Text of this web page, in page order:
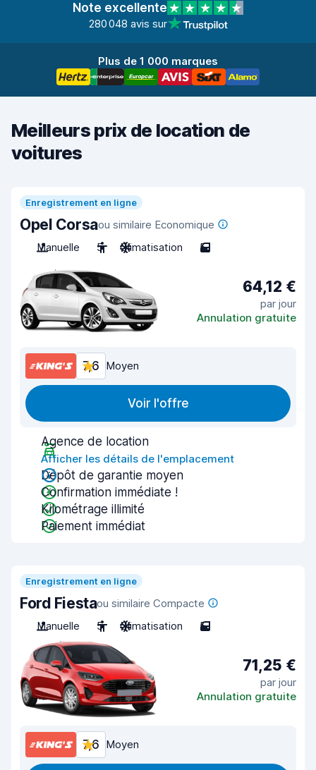
Note excellente
280 048 avis sur
Plus de 1 000 marques
Meilleurs prix de location de
voitures
Enregistrement en ligne
Opel Corsaou similaire Economique
Manuelle
5 Climatisation 5
64,12 €
par jour
Annulation gratuite
7,6 Moyen
Voir l'offre
Agence de location
Afficher les détails de l'emplacement
Dépôt de garantie moyen
Confirmation immédiate !
Kilométrage illimité
Paiement immédiat
Enregistrement en ligne
Ford Fiestaou similaire Compacte
Manuelle
5 Climatisation 5
71,25 €
par jour
Annulation gratuite
7,6 Moyen